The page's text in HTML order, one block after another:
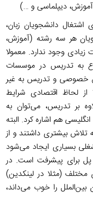
دیپلماسی و …)
اشتغال دانشجویان زبان،
هر سه رشته (آموزش،
زیادی وجود ندارد. معمولا
6 یا هفت، شروع به تدریس در موسسات
خصوصی و تدریس به غیر
از لحاظ اقتصادی شرایط
بر تدریس، می‌توان به
هم اشاره کرد. البته
تلاش بیشتری داشتند و از
بسیاری ایجاد می‌شود
پل برای پیشرفت است. در
مختلف (مثلا در لینکدین)
را خوب می‌داند،